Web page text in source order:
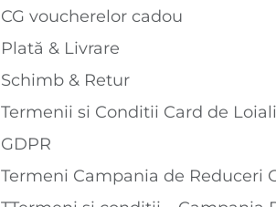
CG voucherelor cadou
Plată & Livrare
Schimb & Retur
Termenii si Conditii Card de
GDPR
Termeni Campania de Reduceri